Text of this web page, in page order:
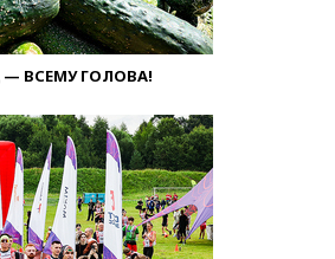
— ВСЕМУ ГОЛОВА!